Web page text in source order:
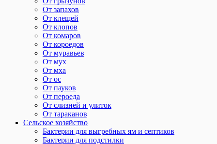
От запахов
От клещей
От клопов
От комаров
От короедов
От муравьев
От мух
От мха
От ос
От пауков
От пероеда
От слизней и улиток
От тараканов
Сельское хозяйство
Бактерии для выгребных ям и септиков
Бактерии для подстилки